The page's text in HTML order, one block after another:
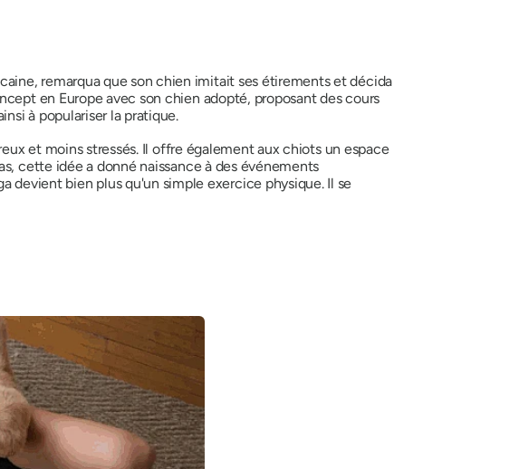
remarqua que son chien imitait ses étirements et décida
en Europe avec son chien adopté, proposant des cours
à populariser la pratique.
et moins stressés. Il offre également aux chiots un espace
cette idée a donné naissance à des événements
devient bien plus qu'un simple exercice physique. Il se